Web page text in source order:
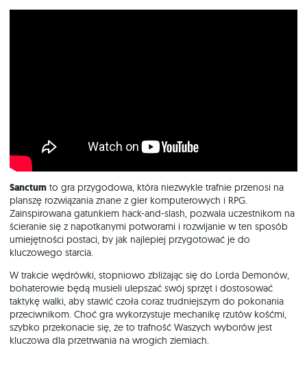
Sanctum to gra przygodowa, która niezwykle trafnie przenosi na
planszę rozwiązania znane z gier komputerowych i RPG.
Zainspirowana gatunkiem hack-and-slash, pozwala uczestnikom na
ścieranie się z napotkanymi potworami i rozwijanie w ten sposób
umiejętności postaci, by jak najlepiej przygotować je do
kluczowego starcia.
W trakcie wędrówki, stopniowo zbliżając się do Lorda Demonów,
bohaterowie będą musieli ulepszać swój sprzęt i dostosować
taktykę walki, aby stawić czoła coraz trudniejszym do pokonania
przeciwnikom. Choć gra wykorzystuje mechanikę rzutów kośćmi,
szybko przekonacie się, że to trafność Waszych wyborów jest
kluczowa dla przetrwania na wrogich ziemiach.